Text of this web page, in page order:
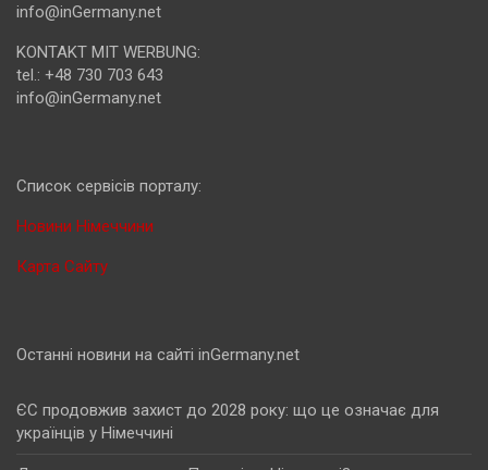
info@inGermany.net
KONTAKT MIT WERBUNG:
tel.: +48 730 703 643
info@inGermany.net
Cписок сервісів порталу:
Новини Німеччини
Карта Сайту
Останні новини на сайті inGermany.net
ЄС продовжив захист до 2028 року: що це означає для
українців у Німеччині